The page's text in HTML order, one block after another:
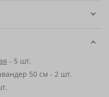
- 5 шт.
50 см - 2 шт.